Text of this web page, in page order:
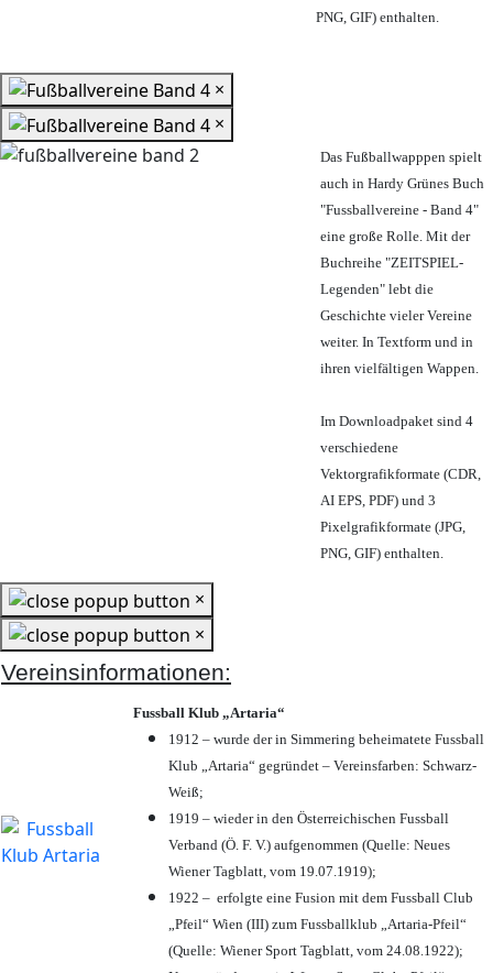
PNG, GIF) enthalten.
×
×
Das Fußballwapppen spielt
auch in Hardy Grünes Buch
"Fussballvereine - Band 4"
eine große Rolle. Mit der
Buchreihe "ZEITSPIEL-
Legenden" lebt die
Geschichte vieler Vereine
weiter. In Textform und in
ihren vielfältigen Wappen.
Im Downloadpaket sind 4
verschiedene
Vektorgrafikformate (CDR,
AI EPS, PDF) und 3
Pixelgrafikformate (JPG,
PNG, GIF) enthalten.
×
×
Vereinsinformationen:
Fussball Klub „Artaria“
1912 – wurde der in Simmering beheimatete Fussball
Klub „Artaria“ gegründet – Vereinsfarben: Schwarz-
Weiß;
1919 – wieder in den Österreichischen Fussball
Verband (Ö. F. V.) aufgenommen (Quelle: Neues
Wiener Tagblatt, vom 19.07.1919);
1922 – erfolgte eine Fusion mit dem Fussball Club
„Pfeil“ Wien (III) zum Fussballklub „Artaria-Pfeil“
(Quelle: Wiener Sport Tagblatt, vom 24.08.1922);